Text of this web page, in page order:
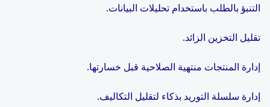
التنبؤ بالطلب باستخدام تحليلات البيانات.
تقليل التخزين الزائد.
إدارة المنتجات منتهية الصلاحية قبل خسارتها.
إدارة سلسلة التوريد بذكاء لتقليل التكاليف.